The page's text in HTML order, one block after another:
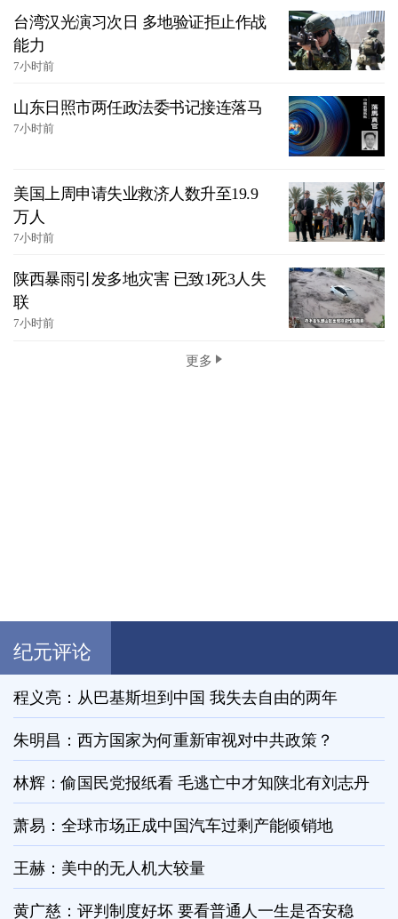
台湾汉光演习次日 多地验证拒止作战
能力
7小时前
山东日照市两任政法委书记接连落马
7小时前
美国上周申请失业救济人数升至19.9
万人
7小时前
陕西暴雨引发多地灾害 已致1死3人失
联
7小时前
更多
纪元评论
程义亮：从巴基斯坦到中国 我失去自由的两年
朱明昌：西方国家为何重新审视对中共政策？
林辉：偷国民党报纸看 毛逃亡中才知陕北有刘志丹
萧易：全球市场正成中国汽车过剩产能倾销地
王赫：美中的无人机大较量
黄广慈：评判制度好坏 要看普通人一生是否安稳